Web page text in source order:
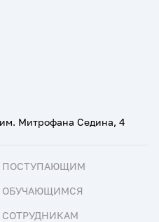
Митрофана Седина, 4
ПОСТУПАЮЩИМ
ОБУЧАЮЩИМСЯ
СОТРУДНИКАМ